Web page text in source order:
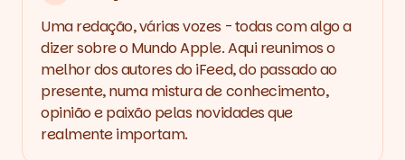
Uma redação, várias vozes - todas com algo a
dizer sobre o Mundo Apple. Aqui reunimos o
melhor dos autores do iFeed, do passado ao
presente, numa mistura de conhecimento,
opinião e paixão pelas novidades que
realmente importam.